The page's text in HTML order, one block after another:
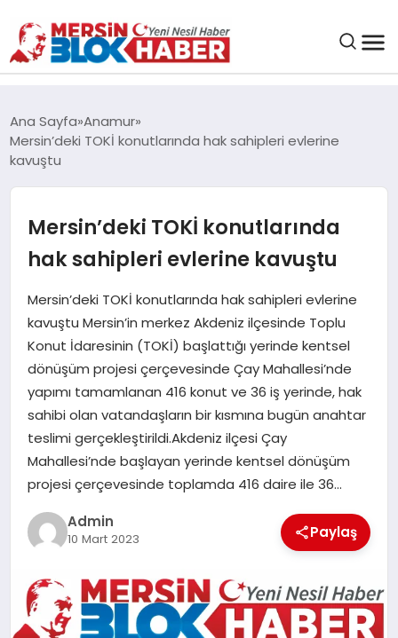
SAĞLIK
EĞITIM
EKONOMI
SANAT
POLITIKA
YAŞAM
SPOR
ILETİŞİM
KÜNYE
Ana Sayfa Anamur
Mersin’deki TOKİ konutlarında hak sahipleri evlerine
kavuştu
Mersin’deki TOKİ konutlarında
hak sahipleri evlerine kavuştu
Mersin’deki TOKİ konutlarında hak sahipleri evlerine
kavuştu Mersin’in merkez Akdeniz ilçesinde Toplu
Konut İdaresinin (TOKİ) başlattığı yerinde kentsel
dönüşüm projesi çerçevesinde Çay Mahallesi’nde
yapımı tamamlanan 416 konut ve 36 iş yerinde, hak
sahibi olan vatandaşların bir kısmına bugün anahtar
teslimi gerçekleştirildi.Akdeniz ilçesi Çay
Mahallesi’nde başlayan yerinde kentsel dönüşüm
projesi çerçevesinde toplamda 416 daire ile 36…
Admin
10 Mart 2023 Paylaş